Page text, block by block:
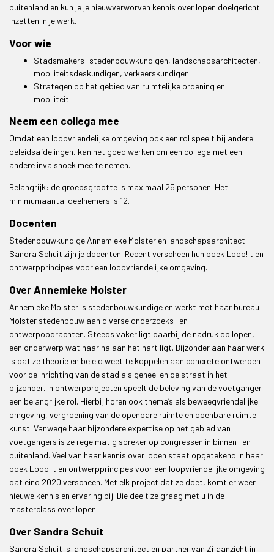
buitenland en kun je je nieuwverworven kennis over lopen doelgericht
inzetten in je werk.
Voor wie
Stadsmakers: stedenbouwkundigen, landschapsarchitecten,
mobiliteitsdeskundigen, verkeerskundigen.
Strategen op het gebied van ruimtelijke ordening en
mobiliteit.
Neem een collega mee
Omdat een loopvriendelijke omgeving ook een rol speelt bij andere
beleidsafdelingen, kan het goed werken om een collega met een
andere invalshoek mee te nemen.
Belangrijk: de groepsgrootte is maximaal 25 personen. Het
minimumaantal deelnemers is 12.
Docenten
Stedenbouwkundige Annemieke Molster en landschapsarchitect
Sandra Schuit zijn je docenten. Recent verscheen hun boek Loop! tien
ontwerpprincipes voor een loopvriendelijke omgeving.
Over Annemieke Molster
Annemieke Molster is stedenbouwkundige en werkt met haar bureau
Molster stedenbouw aan diverse onderzoeks- en
ontwerpopdrachten. Steeds vaker ligt daarbij de nadruk op lopen,
een onderwerp wat haar na aan het hart ligt. Bijzonder aan haar werk
is dat ze theorie en beleid weet te koppelen aan concrete ontwerpen
voor de inrichting van de stad als geheel en de straat in het
bijzonder. In ontwerpprojecten speelt de beleving van de voetganger
een belangrijke rol. Hierbij horen ook thema’s als beweegvriendelijke
omgeving, vergroening van de openbare ruimte en openbare ruimte
kunst. Vanwege haar bijzondere expertise op het gebied van
voetgangers is ze regelmatig spreker op congressen in binnen- en
buitenland. Veel van haar kennis over lopen staat opgetekend in haar
boek Loop! tien ontwerpprincipes voor een loopvriendelijke omgeving
dat eind 2020 verscheen. Met elk project dat ze doet, komt er weer
nieuwe kennis en ervaring bij. Die deelt ze graag met u in de
masterclass over lopen.
Over Sandra Schuit
Sandra Schuit is landschapsarchitect en partner van Zijaanzicht in